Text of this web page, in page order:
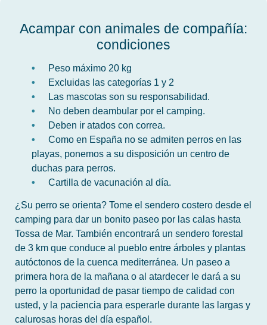
Acampar con animales de compañía:
condiciones
Peso máximo 20 kg
Excluidas las categorías 1 y 2
Las mascotas son su responsabilidad.
No deben deambular por el camping.
Deben ir atados con correa.
Como en España no se admiten perros en las
playas, ponemos a su disposición un centro de
duchas para perros.
Cartilla de vacunación al día.
¿Su perro se orienta? Tome el sendero costero desde el
camping para dar un bonito paseo por las calas hasta
Tossa de Mar. También encontrará un sendero forestal
de 3 km que conduce al pueblo entre árboles y plantas
autóctonos de la cuenca mediterránea. Un paseo a
primera hora de la mañana o al atardecer le dará a su
perro la oportunidad de pasar tiempo de calidad con
usted, y la paciencia para esperarle durante las largas y
calurosas horas del día español.